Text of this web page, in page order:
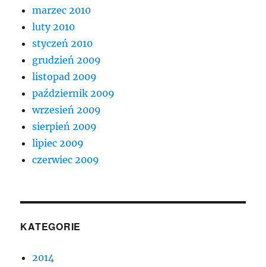
marzec 2010
luty 2010
styczeń 2010
grudzień 2009
listopad 2009
październik 2009
wrzesień 2009
sierpień 2009
lipiec 2009
czerwiec 2009
KATEGORIE
2014